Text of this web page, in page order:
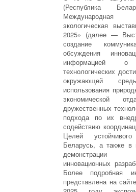
(Республика
Международная
экологическая
2025» (далее —
создание
обсуждения
информацией о
технологических
окружающей
использования
экономической
дружественных
подхода по их
содействию
Целей
Беларусь, а также в
демонстрации
инновационных
Более подробная
представлена на сайте